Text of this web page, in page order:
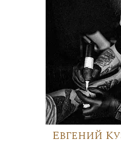
Евгений